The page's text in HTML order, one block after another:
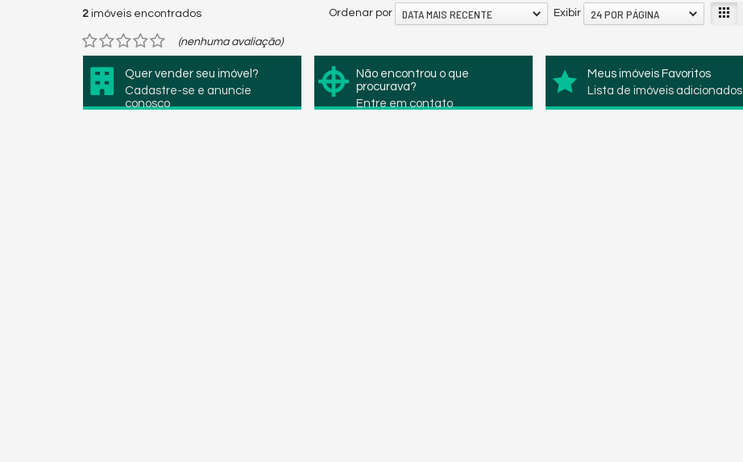
2 imóveis encontrados Exibir 24 POR PÁGINA
Ordenar por DATA MAIS RECENTE
(nenhuma avaliação)
Quer vender seu imóvel?
Cadastre-se e anuncie
conosco
Não encontrou o que
procurava?
Entre em contato
Meus imóveis Favoritos
Lista de imóveis adicionados